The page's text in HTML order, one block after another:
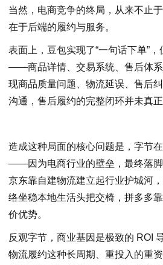
当然，电商竞争的终局，从来不止
在于后端的履约与服务。
表面上，豆包实现了“一句话下单”
——商品详情、交易系统、售后体系
现商品质量问题、物流延误、售后
沟通，售后履约的完整闭环并未真正
造成这种局面的核心问题是，字节
——因为电商行业的壁垒，最终落脚
京东靠自建物流建立起行业护城河
络坐稳本地生活头把交椅，拼多多
价优势。
反观字节，商业基因是极致的 ROI
物流履约这种长周期、重投入的重